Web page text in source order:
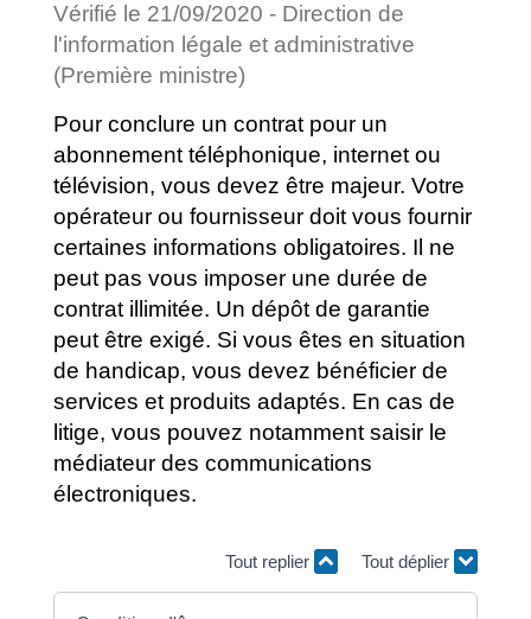
Vérifié le 21/09/2020 - Direction de
l'information légale et administrative
(Première ministre)
Pour conclure un contrat pour un
abonnement téléphonique, internet ou
télévision, vous devez être majeur. Votre
opérateur ou fournisseur doit vous fournir
certaines informations obligatoires. Il ne
peut pas vous imposer une durée de
contrat illimitée. Un dépôt de garantie
peut être exigé. Si vous êtes en situation
de handicap, vous devez bénéficier de
services et produits adaptés. En cas de
litige, vous pouvez notamment saisir le
médiateur des communications
électroniques.
Tout replier Tout déplier